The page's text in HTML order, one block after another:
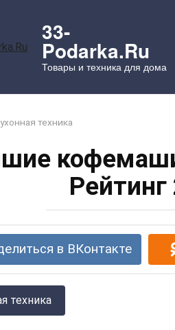
33-
Podarka.Ru
Товары и техника для дома
техника
в ВКонтакте
техника